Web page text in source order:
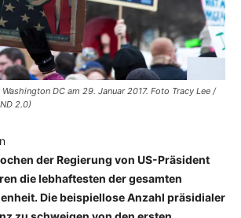
DC am 29. Januar 2017. Foto Tracy Lee /
2.0)
der Regierung von US-Präsident
die lebhaftesten der gesamten
Die beispiellose Anzahl präsidialer